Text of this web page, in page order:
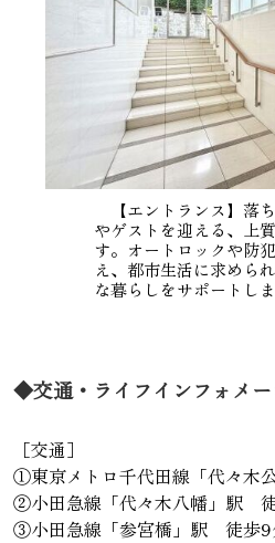
【エントランス】落
やゲストを迎える、上
す。オートロックや防
え、都市生活に求めら
な暮らしをサポートしま
◆交通・ライフインフォメ
［交通］
①東京メトロ千代田線「代々木
②小田急線「代々木八幡」駅
③小田急線「参宮橋」駅 徒歩9